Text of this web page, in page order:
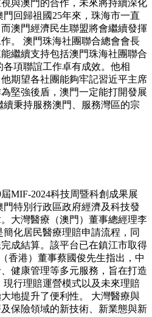
與澳門的合作，未來將持續深化
回歸祖國25年來，珠海市一直
澳門經濟民生聯盟將會繼續發揮
。 澳門珠海社團聯合總會會長
繼續支持包括澳門珠海社團聯合
項聯誼工作卓有成效。他相
期望各社團能夠牢記習近平主席
堅強後盾，澳門一定能打開發展
秉持服務澳門、服務灣區的宗
MIF-2024科技周暨科創成果展
特別行政區政府經濟及科技發
大灣醫療（澳門）董事總經理李
化居民醫療理賠申請流程，同
成結算。該平台已在鎮江市取得
香港）董事蔡國俊先生指出，中
健康管理等多元服務，旨在打造
行理賠運營模式以及未來理賠
地提升了便利性。 大灣醫療與
保險領域的新技術、新業態與新